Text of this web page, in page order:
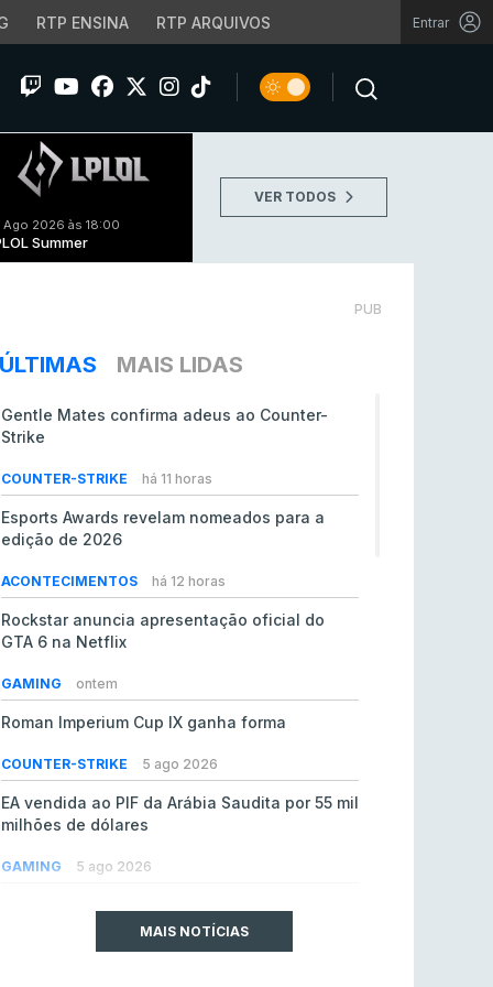
RTP ENSINA RTP ARQUIVOS Entrar
Ago 2026 às 18:00
Summer
VER TODOS
PUB
ÚLTIMAS MAIS LIDAS
Gentle Mates confirma adeus ao Counter-
Strike
COUNTER-STRIKE há 11 horas
Esports Awards revelam nomeados para a
edição de 2026
ACONTECIMENTOS há 12 horas
Rockstar anuncia apresentação oficial do
GTA 6 na Netflix
GAMING ontem
Roman Imperium Cup IX ganha forma
COUNTER-STRIKE 5 ago 2026
EA vendida ao PIF da Arábia Saudita por 55 mil
milhões de dólares
GAMING 5 ago 2026
MAIS NOTÍCIAS